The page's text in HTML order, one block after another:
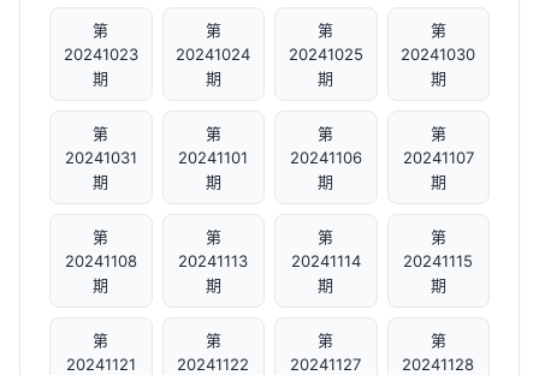
第
20241023
期
第
20241024
期
第
20241025
期
第
20241030
期
第
20241031
期
第
20241101
期
第
20241106
期
第
20241107
期
第
20241108
期
第
20241113
期
第
20241114
期
第
20241115
期
第
20241121
第
20241122
第
20241127
第
20241128